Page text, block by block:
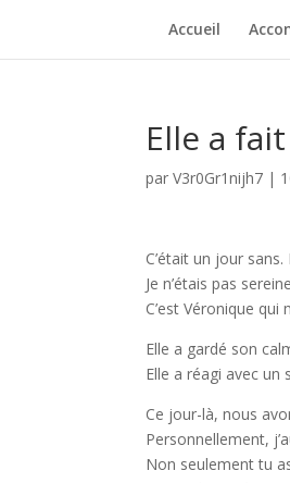
Accueil
Elle a
parV3r0Gr1nijh7 |
C’était un jour
Je n’étais pas
C’est Véronique qui
Elle a gardé son
Elle a réagi avec un
Ce jour-là, nous
Personnellement,
Non seulement tu